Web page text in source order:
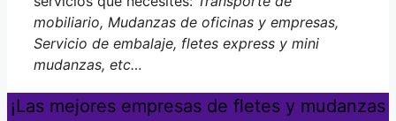
mobiliario, Mudanzas de oficinas y empresas,
Servicio de embalaje, fletes express y mini
mudanzas, etc…
¡Las mejores empresas de fletes y mudanzas